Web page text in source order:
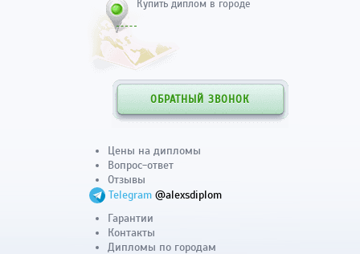
Купить диплом в городе
ОБРАТНЫЙ ЗВОНОК
Цены на дипломы
Вопрос-ответ
Отзывы
Telegram @alexsdiplom
Гарантии
Контакты
Дипломы по городам